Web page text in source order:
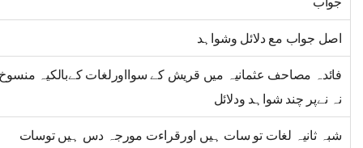
اصل جواب مع دلائل وشواہد
فائدہ مصاحف عثمانیہ میں قریش کے سوااورلغات کےبالکیہ
نہ نےپر چند شواہد ودلائل
شبہ ثانیہ لغات تو سات ہیں اورقراءت مورجہ دس ہیں توسات